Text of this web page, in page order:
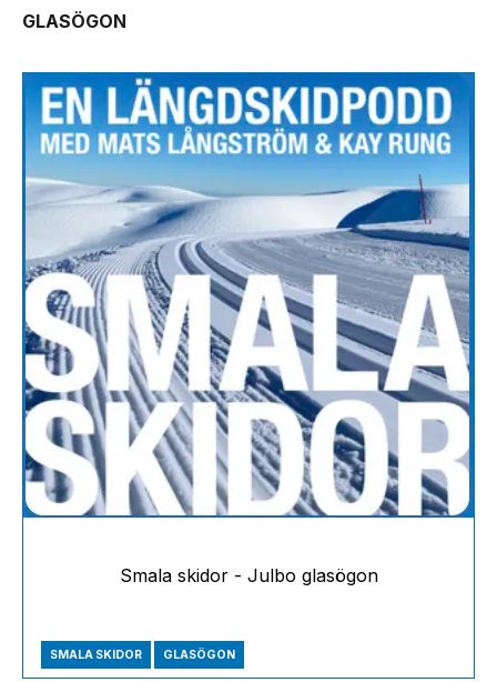
GLASÖGON
Smala skidor - Julbo glasögon
SMALA SKIDOR GLASÖGON